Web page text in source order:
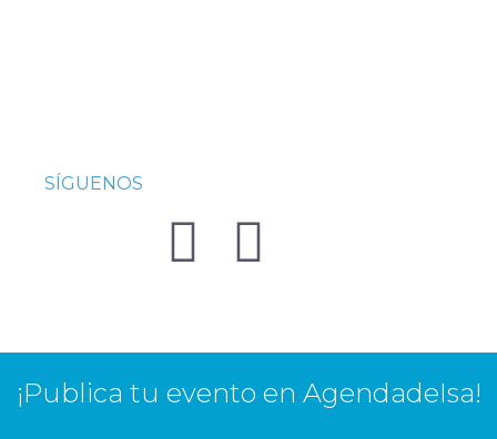
SÍGUENOS
¡Publica tu evento en AgendadeIsa!